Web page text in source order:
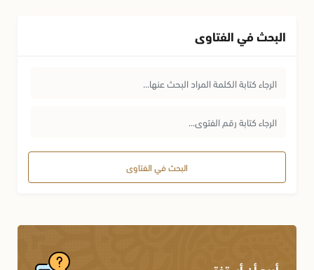
البحث في الفتاوى
البحث في الفتاوى